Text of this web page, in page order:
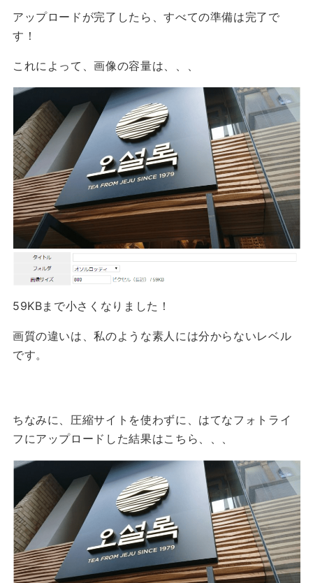
アップロードが完了したら、すべての準備は完了で
す！
これによって、画像の容量は、、、
59KBまで小さくなりました！
画質の違いは、私のような素人には分からないレベル
です。
ちなみに、圧縮サイトを使わずに、はてなフォトライ
フにアップロードした結果はこちら、、、